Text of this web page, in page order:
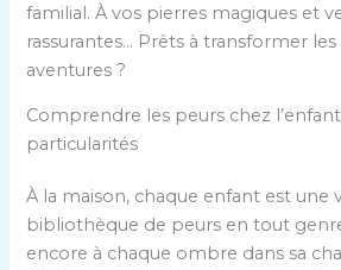
familial. À vos pierres magiques et
rassurantes… Prêts à transformer
aventures ?
Comprendre les peurs chez
particularités
À la maison, chaque enfant est une
bibliothèque de peurs en tout
encore à chaque ombre dans sa